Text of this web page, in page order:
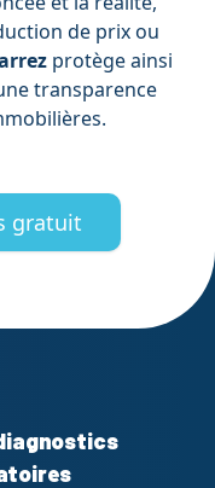
de prix ou
protège ainsi
transparence
gratuit